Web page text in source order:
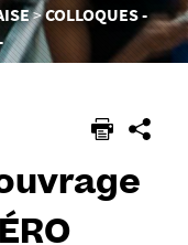
COLLOQUES -